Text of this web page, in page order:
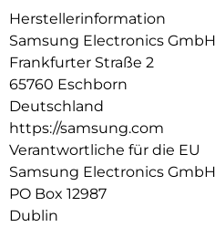
TPU-Material, das dein
und Kratzern schützen kann,
Smartphones zeigt. Genieße
Schutz deines Smartphones.
Ein bisschen Spaß muss sein:
Befestige eine Trageschlaufe,
Covers ziehst. So kannst du
persönlichen Stil verleihen und
Herstellerinformation
Samsung Electronics GmbH
Frankfurter Straße 2
65760 Eschborn
Deutschland
https://samsung.com
Verantwortliche für die EU
Samsung Electronics GmbH
PO Box 12987
Dublin